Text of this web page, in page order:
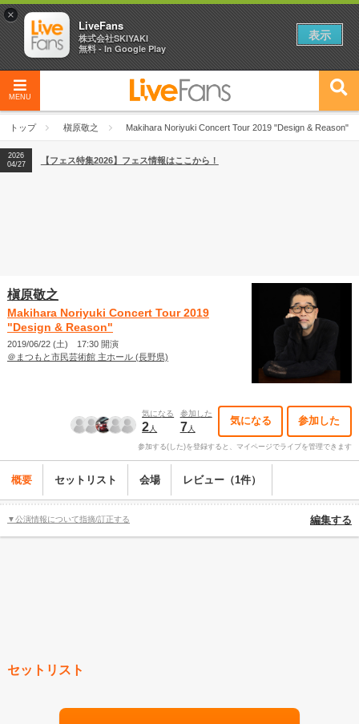
MENU
トップ 槇原敬之 Makihara Noriyuki Concert Tour 2019 "Design & Reason"
2026
04/27
2026
【ライブ動員ランキング】2026年上半期編発表！
2026
04/27
【フェス特集2026】フェス情報はここから！
槇原敬之
Makihara Noriyuki Concert Tour 2019
"Design & Reason"
2019/06/22 (土) 17:30 開演
＠まつもと市民芸術館 主ホール (長野県)
気になる
2人
参加した
7 人
気になる 参加した
参加する(した)を登録すると、マイページでライブを管理できます
概要 セットリスト 会場 レビュー（1件）
▼公演情報について指摘/訂正する 編集する
セットリスト
×
LiveFans
株式会社SKIYAKI
無料 - In Google Play
表示